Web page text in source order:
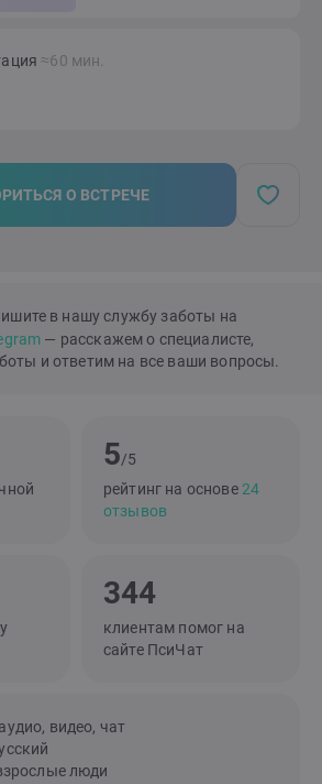
≈60 мин.
О ВСТРЕЧЕ
в нашу службу заботы на
— расскажем о специалисте,
и ответим на все ваши вопросы.
5/5
рейтинг на основе24
отзывов
344
клиентам помог на
сайте ПсиЧат
видео, чат
люди